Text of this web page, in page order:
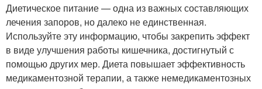
Диетическое питание — одна из важных составляющих
лечения запоров, но далеко не единственная.
Используйте эту информацию, чтобы закрепить эффект
в виде улучшения работы кишечника, достигнутый с
помощью других мер. Диета повышает эффективность
медикаментозной терапии, а также немедикаментозных